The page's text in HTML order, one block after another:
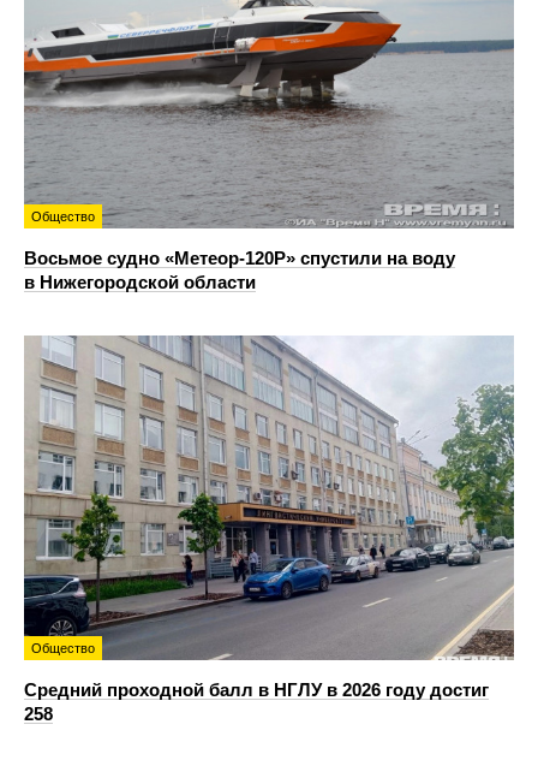
Общество
Восьмое судно «Метеор-120Р» спустили на воду
в Нижегородской области
Общество
Средний проходной балл в НГЛУ в 2026 году достиг
258